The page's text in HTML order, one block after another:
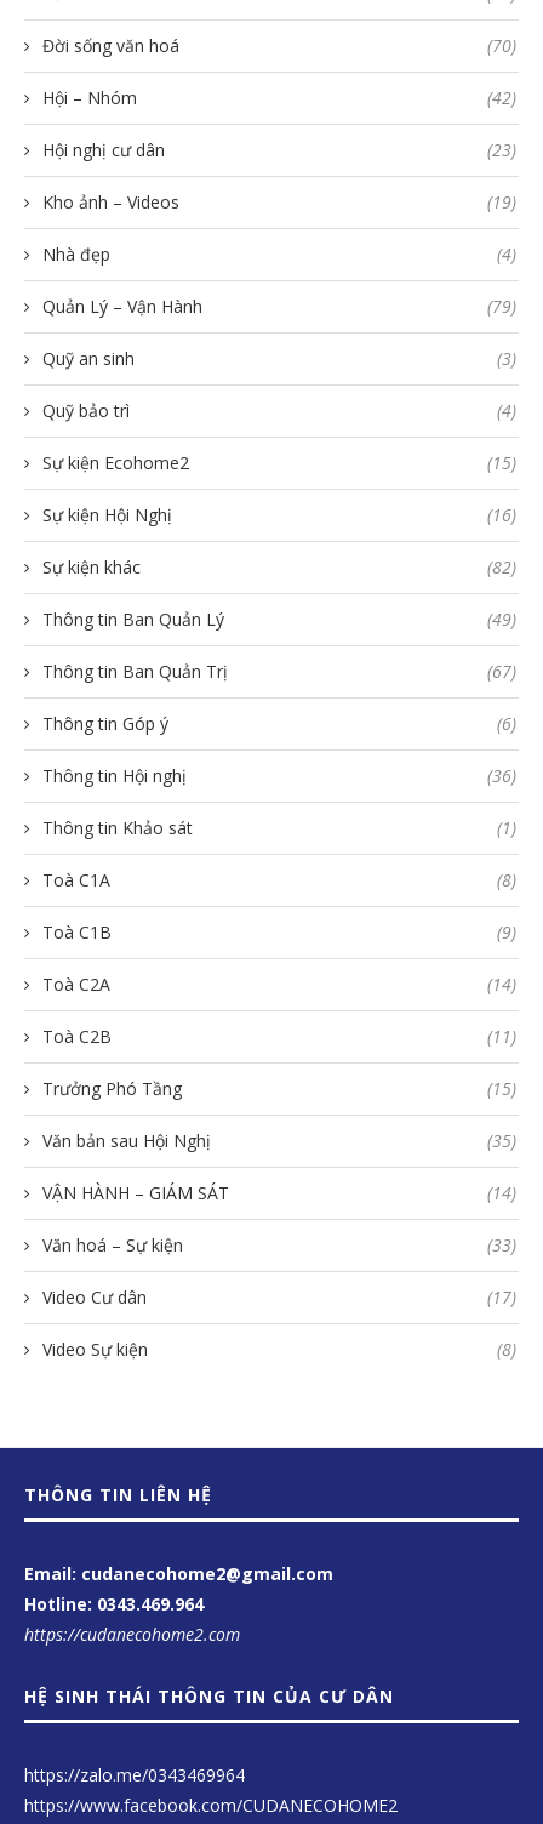
Đời sống văn hoá (70)
Hội – Nhóm (42)
Hội nghị cư dân (23)
Kho ảnh – Videos (19)
Nhà đẹp (4)
Quản Lý – Vận Hành (79)
Quỹ an sinh (3)
Quỹ bảo trì (4)
Sự kiện Ecohome2 (15)
Sự kiện Hội Nghị (16)
Sự kiện khác (82)
Thông tin Ban Quản Lý (49)
Thông tin Ban Quản Trị (67)
Thông tin Góp ý (6)
Thông tin Hội nghị (36)
Thông tin Khảo sát (1)
Toà C1A (8)
Toà C1B (9)
Toà C2A (14)
Toà C2B (11)
Trưởng Phó Tầng (15)
Văn bản sau Hội Nghị (35)
VẬN HÀNH – GIÁM SÁT (14)
Văn hoá – Sự kiện (33)
Video Cư dân (17)
Video Sự kiện (8)
THÔNG TIN LIÊN HỆ
Email: cudanecohome2@gmail.com
Hotline: 0343.469.964
https://cudanecohome2.com
HỆ SINH THÁI THÔNG TIN CỦA CƯ DÂN
https://zalo.me/0343469964
https://www.facebook.com/CUDANECOHOME2